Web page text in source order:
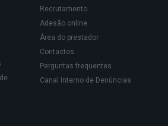
Recrutamento
Adesão online
Área do prestador
Contactos
Perguntas frequentes
Canal Interno de Denúncias